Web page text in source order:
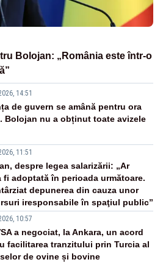
Bolojan: „România este într-o
14:51
de guvern se amână pentru ora
Bolojan nu a obținut toate avizele
11:51
despre legea salarizării: „Ar
fi adoptată în perioada următoare.
depunerea din cauza unor
iresponsabile în spaţiul public”
10:57
a negociat, la Ankara, un acord
facilitarea tranzitului prin Turcia al
de ovine și bovine